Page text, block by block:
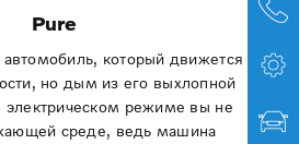
Pure
автомобиль, который движется
но дым из его выхлопной
электрическом режиме вы не
среде, ведь машина